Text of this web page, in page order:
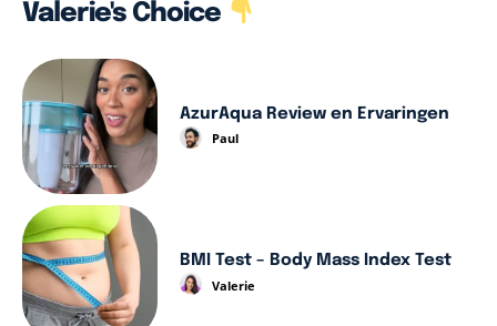
Valerie's Choice
AzurAqua Review en Ervaringen
Paul
BMI Test – Body Mass Index Test
Valerie